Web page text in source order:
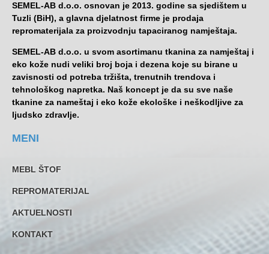
SEMEL-AB d.o.o. osnovan je 2013. godine sa sjedištem u
Tuzli (BiH), a glavna djelatnost firme je prodaja
repromaterijala za proizvodnju tapaciranog namještaja.
SEMEL-AB d.o.o. u svom asortimanu tkanina za namještaj i
eko kože nudi veliki broj boja i dezena koje su birane u
zavisnosti od potreba tržišta, trenutnih trendova i
tehnološkog napretka. Naš koncept je da su sve naše
tkanine za nameštaj i eko kože ekološke i neškodljive za
ljudsko zdravlje.
MENI
MEBL ŠTOF
REPROMATERIJAL
AKTUELNOSTI
KONTAKT